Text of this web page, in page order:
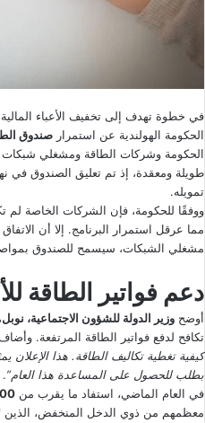
في خطوة تهدف إلى تخفيف الأعباء
الحكومة الهولندية عن استمرار صندوق
الحكومة وشركات الطاقة ومشغلي شبكات
طويلة ومعقدة، إذ تم تعليق الصندوق في
تمويله.
ووفقًا للحكومة، فإن الشركات الخاصة لم
مما عرقل استمرار البرنامج. إلا أن
مشغلي الشبكات، سيسمح للصندوق
دعم فواتير الطاقة
أوضح وزير الدولة للشؤون الاجتماعية، نوبل
تكافح لدفع فواتير الطاقة المرتفعة.
كيفية تغطية تكاليف الطاقة. هذا الإعلان
بطلب للحصول على المساعدة هذا العام”.
في العام الماضي، استفاد ما يقرب من
معظمهم من ذوي الدخل المنخفض، الذين